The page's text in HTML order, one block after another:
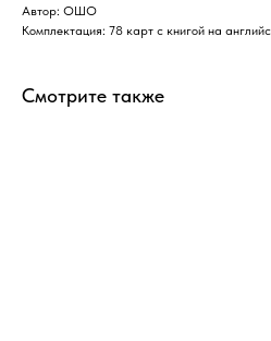
Автор: ОШО
Комплектация: 78 карт с книгой на
Смотрите также